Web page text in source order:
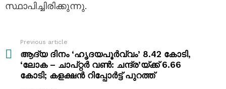
സ്ഥാപിച്ചിരിക്കുന്നു.
more
Previous article
ആദ്യ ദിനം ‘ഹൃദയപൂർവ്വം’ 8.42 കോടി,
‘ലോക – ചാപ്റ്റർ വൺ: ചന്ദ്ര’യ്ക്ക് 6.66
കോടി; കളക്ഷൻ റിപ്പോർട്ട് പുറത്ത്